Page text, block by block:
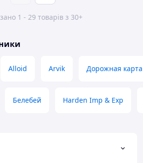
1 - 29 товарів з 30+
Alloid Arvik Дорожная карта
Белебей Harden Imp & Exp